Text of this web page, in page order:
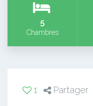
5
Chambres
1 Partager